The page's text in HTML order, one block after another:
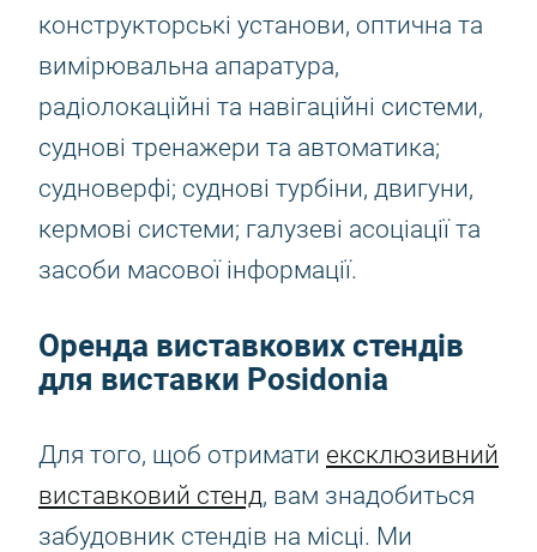
конструкторські установи, оптична та
вимірювальна апаратура,
радіолокаційні та навігаційні системи,
суднові тренажери та автоматика;
судноверфі; суднові турбіни, двигуни,
кермові системи; галузеві асоціації та
засоби масової інформації.
Оренда виставкових стендів
для виставки Posidonia
Для того, щоб отримати ексклюзивний
виставковий стенд, вам знадобиться
забудовник стендів на місці. Ми